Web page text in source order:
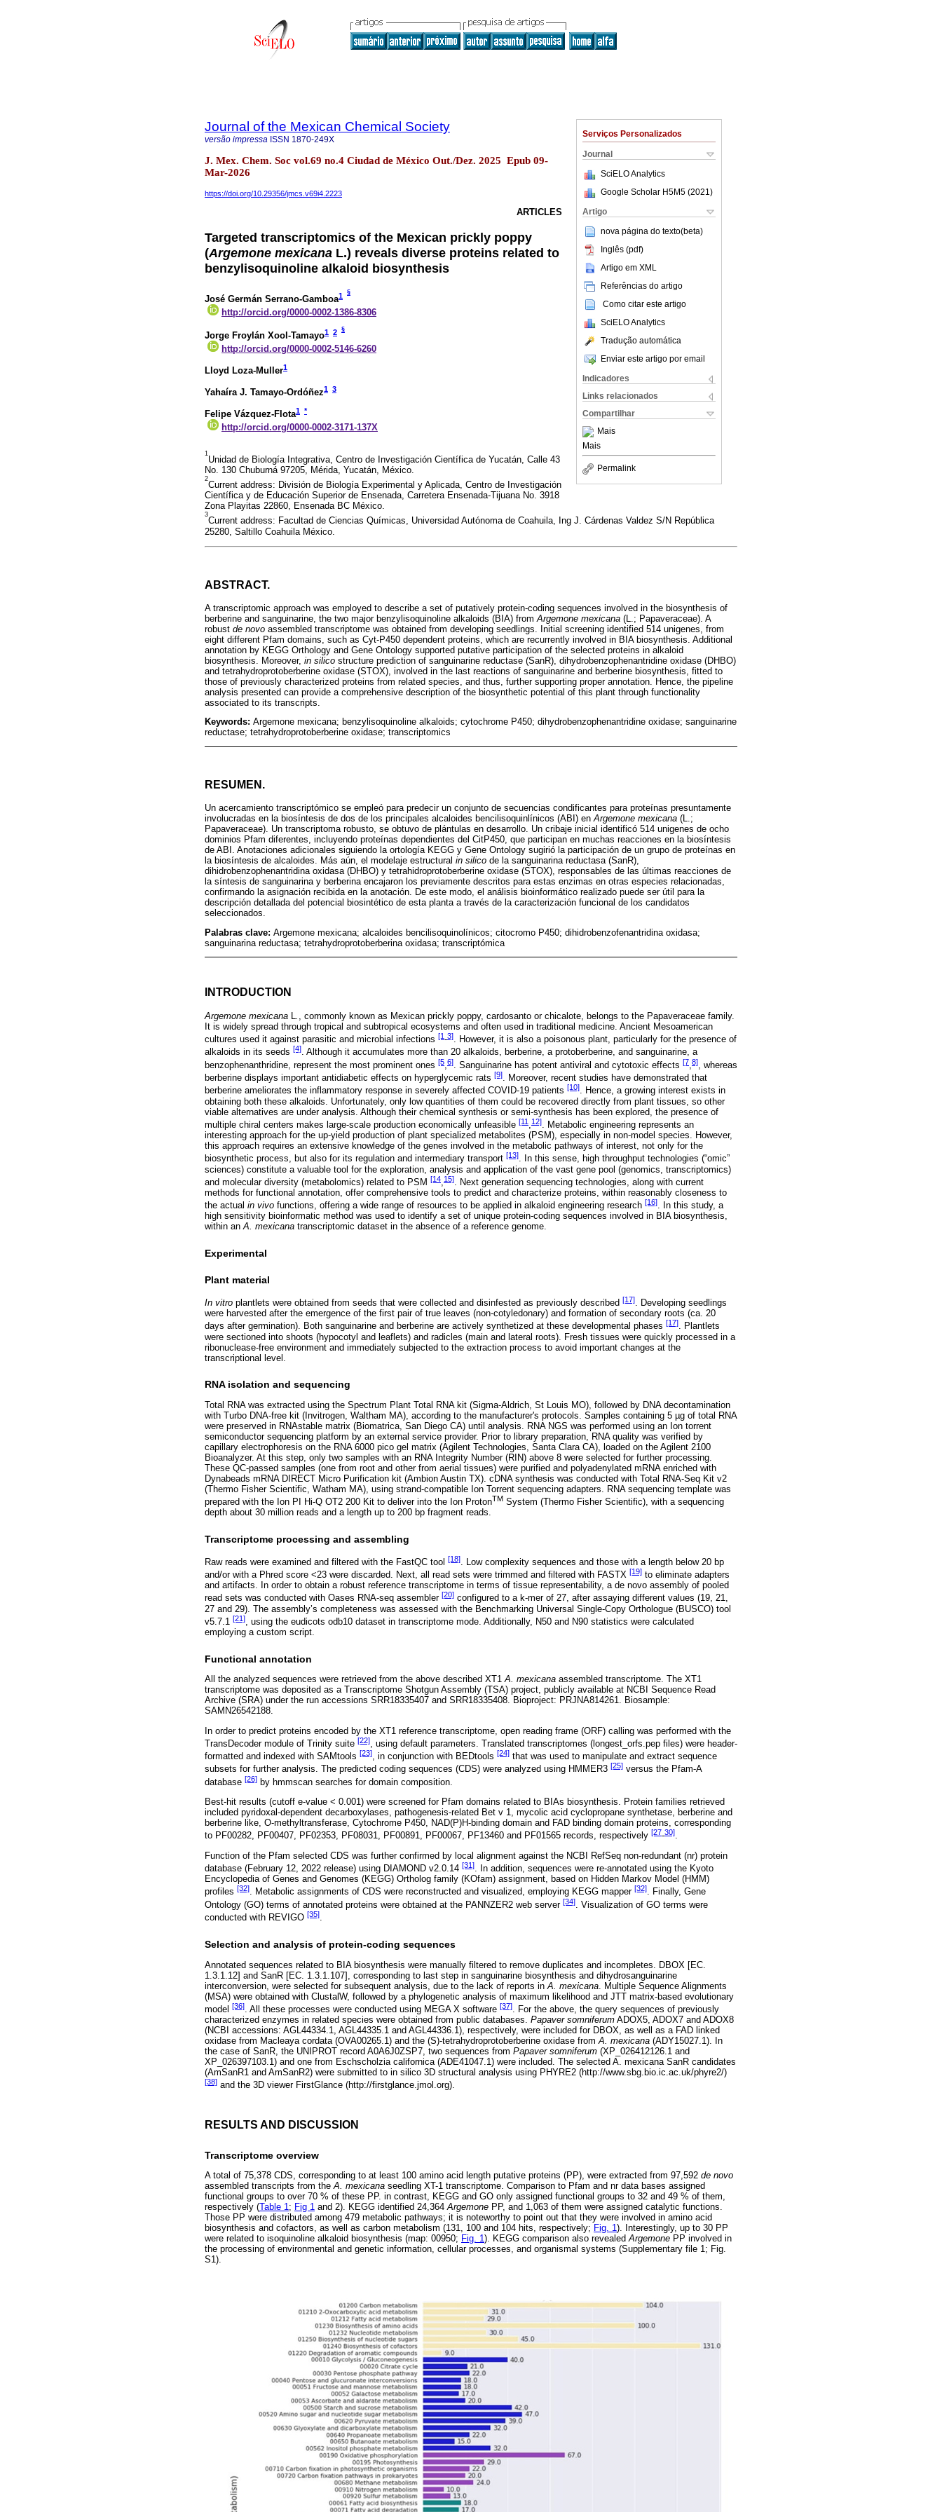
Serviços Personalizados
Journal
SciELO Analytics
Google Scholar H5M5 (2021 )
Artigo
nova página do texto(beta)
Inglês (pdf)
Artigo em XML
Referências do artigo
Como citar este artigo
SciELO Analytics
Tradução automática
Enviar este artigo por email
Indicadores
Links relacionados
Compartilhar
Mais
Mais
Permalink
Journal of the Mexican Chemical Society
versão impressa ISSN 1870-249X
J. Mex. Chem. Soc vol.69 no.4 Ciudad de México Out./Dez. 2025 Epub 09-
Mar-2026
https://doi.org/10.29356/jmcs.v69i4.2223
ARTICLES
Targeted transcriptomics of the Mexican prickly poppy
(Argemone mexicana L.) reveals diverse proteins related to
benzylisoquinoline alkaloid biosynthesis
José Germán Serrano-Gamboa1 §
http://orcid.org/0000-0002-1386-8306
Jorge Froylán Xool-Tamayo1 2 §
http://orcid.org/0000-0002-5146-6260
Lloyd Loza-Muller1
Yahaíra J. Tamayo-Ordóñez1 3
Felipe Vázquez-Flota1 *
http://orcid.org/0000-0002-3171-137X
1
Unidad de Biología Integrativa, Centro de Investigación Científica de Yucatán, Calle 43
No. 130 Chuburná 97205, Mérida, Yucatán, México.
2
Current address: División de Biología Experimental y Aplicada, Centro de Investigación
Científica y de Educación Superior de Ensenada, Carretera Ensenada-Tijuana No. 3918
Zona Playitas 22860, Ensenada BC México.
3
Current address: Facultad de Ciencias Químicas, Universidad Autónoma de Coahuila, Ing J. Cárdenas Valdez S/N República
25280, Saltillo Coahuila México.
ABSTRACT.
A transcriptomic approach was employed to describe a set of putatively protein-coding sequences involved in the biosynthesis of
berberine and sanguinarine, the two major benzylisoquinoline alkaloids (BIA) from Argemone mexicana (L.; Papaveraceae). A
robust de novo assembled transcriptome was obtained from developing seedlings. Initial screening identified 514 unigenes, from
eight different Pfam domains, such as Cyt-P450 dependent proteins, which are recurrently involved in BIA biosynthesis. Additional
annotation by KEGG Orthology and Gene Ontology supported putative participation of the selected proteins in alkaloid
biosynthesis. Moreover, in silico structure prediction of sanguinarine reductase (SanR), dihydrobenzophenantridine oxidase (DHBO)
and tetrahydroprotoberberine oxidase (STOX), involved in the last reactions of sanguinarine and berberine biosynthesis, fitted to
those of previously characterized proteins from related species, and thus, further supporting proper annotation. Hence, the pipeline
analysis presented can provide a comprehensive description of the biosynthetic potential of this plant through functionality
associated to its transcripts.
Keywords: Argemone mexicana; benzylisoquinoline alkaloids; cytochrome P450; dihydrobenzophenantridine oxidase; sanguinarine
reductase; tetrahydroprotoberberine oxidase; transcriptomics
RESUMEN.
Un acercamiento transcriptómico se empleó para predecir un conjunto de secuencias condificantes para proteínas presuntamente
involucradas en la biosíntesis de dos de los principales alcaloides bencilisoquinlínicos (ABI) en Argemone mexicana (L.;
Papaveraceae). Un transcriptoma robusto, se obtuvo de plántulas en desarrollo. Un cribaje inicial identificó 514 unigenes de ocho
dominios Pfam diferentes, incluyendo proteínas dependientes del CitP450, que participan en muchas reacciones en la biosíntesis
de ABI. Anotaciones adicionales siguiendo la ortología KEGG y Gene Ontology sugirió la participación de un grupo de proteínas en
la biosíntesis de alcaloides. Más aún, el modelaje estructural in silico de la sanguinarina reductasa (SanR),
dihidrobenzophenantridina oxidasa (DHBO) y tetrahidroprotoberberine oxidase (STOX), responsables de las últimas reacciones de
la síntesis de sanguinarina y berberina encajaron los previamente descritos para estas enzimas en otras especies relacionadas,
confirmando la asignación recibida en la anotación. De este modo, el análisis bioinformático realizado puede ser útil para la
descripción detallada del potencial biosintético de esta planta a través de la caracterización funcional de los candidatos
seleccionados.
Palabras clave: Argemone mexicana; alcaloides bencilisoquinolínicos; citocromo P450; dihidrobenzofenantridina oxidasa;
sanguinarina reductasa; tetrahydroprotoberberina oxidasa; transcriptómica
INTRODUCTION
Argemone mexicana
, commonly known as Mexican prickly poppy, cardosanto or chicalote, belongs to the Papaveraceae family.
It is widely spread through tropical and subtropical ecosystems and often used in traditional medicine. Ancient Mesoamerican
cultures used it against parasitic and microbial infections [1-3]. However, it is also a poisonous plant, particularly for the presence of
alkaloids in its seeds [4]. Although it accumulates more than 20 alkaloids, berberine, a protoberberine, and sanguinarine, a
benzophenanthridine, represent the most prominent ones [5 6] . Sanguinarine has potent antiviral and cytotoxic effects [7 8]
, whereas
berberine displays important antidiabetic effects on hyperglycemic rats [9]. Moreover, recent studies have demonstrated that
berberine ameliorates the inflammatory response in severely affected COVID-19 patients [10]. Hence, a growing interest exists in
obtaining both these alkaloids. Unfortunately, only low quantities of them could be recovered directly from plant tissues, so other
viable alternatives are under analysis. Although their chemical synthesis or semi-synthesis has been explored, the presence of
multiple chiral centers makes large-scale production economically unfeasible [11 ,12]. Metabolic engineering represents an
interesting approach for the up-yield production of plant specialized metabolites (PSM), especially in non-model species. However,
this approach requires an extensive knowledge of the genes involved in the metabolic pathways of interest, not only for the
biosynthetic process, but also for its regulation and intermediary transport [13]. In this sense, high throughput technologies (“omic”
sciences) constitute a valuable tool for the exploration, analysis and application of the vast gene pool (genomics, transcriptomics)
and molecular diversity (metabolomics) related to PSM [14 15]
. Next generation sequencing technologies, along with current
methods for functional annotation, offer comprehensive tools to predict and characterize proteins, within reasonably closeness to
the actual in vivo functions, offering a wide range of resources to be applied in alkaloid engineering research [16]. In this study, a
high sensitivity bioinformatic method was used to identify a set of unique protein-coding sequences involved in BIA biosynthesis,
within anA. mexicana transcriptomic dataset in the absence of a reference genome.
Experimental
Plant material
In vitro plantlets were obtained from seeds that were collected and disinfested as previously described [17]. Developing seedlings
were harvested after the emergence of the first pair of true leaves (non-cotyledonary) and formation of secondary roots (ca. 20
days after germination). Both sanguinarine and berberine are actively synthetized at these developmental phases [17]. Plantlets
were sectioned into shoots (hypocotyl and leaflets) and radicles (main and lateral roots). Fresh tissues were quickly processed in a
ribonuclease-free environment and immediately subjected to the extraction process to avoid important changes at the
transcriptional level.
RNA isolation and sequencing
Total RNA was extracted using the Spectrum Plant Total RNA kit (Sigma-Aldrich, St Louis MO), followed by DNA decontamination
with Turbo DNA-free kit (Invitrogen, Waltham MA), according to the manufacturer's protocols. Samples containing 5 µg of total RNA
were preserved in RNAstable matrix (Biomatrica, San Diego CA) until analysis. RNA NGS was performed using an Ion torrent
semiconductor sequencing platform by an external service provider. Prior to library preparation, RNA quality was verified by
capillary electrophoresis on the RNA 6000 pico gel matrix (Agilent Technologies, Santa Clara CA), loaded on the Agilent 2100
Bioanalyzer. At this step, only two samples with an RNA Integrity Number (RIN) above 8 were selected for further processing.
These QC-passed samples (one from root and other from aerial tissues) were purified and polyadenylated mRNA enriched with
Dynabeads mRNA DIRECT Micro Purification kit (Ambion Austin TX). cDNA synthesis was conducted with Total RNA-Seq Kit v2
(Thermo Fisher Scientific, Watham MA), using strand-compatible Ion Torrent sequencing adapters. RNA sequencing template was
prepared with the Ion PI Hi-Q OT2 200 Kit to deliver into the Ion ProtonTM System (Thermo Fisher Scientific), with a sequencing
depth about 30 million reads and a length up to 200 bp fragment reads.
Transcriptome processing and assembling
Raw reads were examined and filtered with the FastQC tool [18]. Low complexity sequences and those with a length below 20 bp
and/or with a Phred score <23 were discarded. Next, all read sets were trimmed and filtered with FASTX [19] to eliminate adapters
and artifacts. In order to obtain a robust reference transcriptome in terms of tissue representability, a de novo assembly of pooled
read sets was conducted with Oases RNA-seq assembler [20] configured to a k-mer of 27, after assaying different values (19, 21,
27 and 29). The assembly’s completeness was assessed with the Benchmarking Universal Single-Copy Orthologue (BUSCO) tool
v5.7.1 [21], using the eudicots odb10 dataset in transcriptome mode. Additionally, N50 and N90 statistics were calculated
employing a custom script.
Functional annotation
All the analyzed sequences were retrieved from the above described XT1A. mexicana assembled transcriptome. The XT1
transcriptome was deposited as a Transcriptome Shotgun Assembly (TSA) project, publicly available at NCBI Sequence Read
Archive (SRA) under the run accessions SRR18335407 and SRR18335408. Bioproject: PRJNA814261. Biosample:
SAMN26542188.
In order to predict proteins encoded by the XT1 reference transcriptome, open reading frame (ORF) calling was performed with the
TransDecoder module of Trinity suite [22]
, using default parameters. Translated transcriptomes (longest_orfs.pep files) were header-
formatted and indexed with SAMtools [23], in conjunction with BEDtools [24] that was used to manipulate and extract sequence
subsets for further analysis. The predicted coding sequences (CDS) were analyzed using HMMER3 [25] versus the Pfam-A
database [26] by hmmscan searches for domain composition.
Best-hit results (cutoff e-value < 0.001) were screened for Pfam domains related to BIAs biosynthesis. Protein families retrieved
included pyridoxal-dependent decarboxylases, pathogenesis-related Bet v 1, mycolic acid cyclopropane synthetase, berberine and
berberine like, O-methyltransferase, Cytochrome P450, NAD(P)H-binding domain and FAD binding domain proteins, corresponding
to PF00282, PF00407, PF02353, PF08031, PF00891, PF00067, PF13460 and PF01565 records, respectively [27-30].
Function of the Pfam selected CDS was further confirmed by local alignment against the NCBI RefSeq non-redundant (nr) protein
database (February 12, 2022 release) using DIAMOND v2.0.14 [31]. In addition, sequences were re-annotated using the Kyoto
Encyclopedia of Genes and Genomes (KEGG) Ortholog family (KOfam) assignment, based on Hidden Markov Model (HMM)
profiles [32]. Metabolic assignments of CDS were reconstructed and visualized, employing KEGG mapper [32]. Finally, Gene
Ontology (GO) terms of annotated proteins were obtained at the PANNZER2 web server [34]. Visualization of GO terms were
conducted with REVIGO [35].
Selection and analysis of protein-coding sequences
Annotated sequences related to BIA biosynthesis were manually filtered to remove duplicates and incompletes. DBOX [EC.
1.3.1.12] and SanR [EC. 1.3.1.107], corresponding to last step in sanguinarine biosynthesis and dihydrosanguinarine
interconversion, were selected for subsequent analysis, due to the lack of reports in A. mexicana . Multiple Sequence Alignments
(MSA) were obtained with ClustalW, followed by a phylogenetic analysis of maximum likelihood and JTT matrix-based evolutionary
model [36]. All these processes were conducted using MEGA X software [37]. For the above, the query sequences of previously
characterized enzymes in related species were obtained from public databases. Papaver somniferum ADOX5, ADOX7 and ADOX8
(NCBI accessions: AGL44334.1, AGL44335.1 and AGL44336.1), respectively, were included for DBOX, as well as a FAD linked
oxidase from Macleaya cordata (OVA00265.1) and the (S)-tetrahydroprotoberberine oxidase fromA. mexicana (ADY15027.1). In
the case of SanR, the UNIPROT record A0A6J0ZSP7, two sequences from Papaver somniferum (XP_026412126.1 and
XP_026397103.1) and one from Eschscholzia californica (ADE41047.1) were included. The selected A. mexicana SanR candidates
(AmSanR1 and AmSanR2) were submitted to in silico 3D structural analysis using PHYRE2 (http://www.sbg.bio.ic.ac.uk/phyre2/)
[38] and the 3D viewer FirstGlance (http://firstglance.jmol.org).
RESULTS AND DISCUSSION
Transcriptome overview
A total of 75,378 CDS, corresponding to at least 100 amino acid length putative proteins (PP), were extracted from 97,592 de novo
assembled transcripts from theA. mexicana seedling XT-1 transcriptome. Comparison to Pfam and nr data bases assigned
functional groups to over 70 % of these PP. in contrast, KEGG and GO only assigned functional groups to 32 and 49 % of them,
respectively (Table 1; Fig 1 and 2). KEGG identified 24,364Argemone PP, and 1,063 of them were assigned catalytic functions.
Those PP were distributed among 479 metabolic pathways; it is noteworthy to point out that they were involved in amino acid
biosynthesis and cofactors, as well as carbon metabolism (131, 100 and 104 hits, respectively; Fig. 1). Interestingly, up to 30 PP
were related to isoquinoline alkaloid biosynthesis (map: 00950; Fig. 1). KEGG comparison also revealedArgemone PP involved in
the processing of environmental and genetic information, cellular processes, and organismal systems (Supplementary file 1; Fig.
S1).